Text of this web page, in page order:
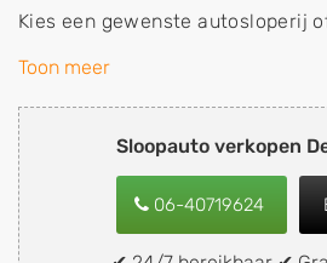
Sloopauto verkopen
06-40719624
Kies een gewenste autosloperij
lijst die gespecialiseerd is in de
de inkoop van sloopauto's,
tweedehands auto's (ook zonder
uw auto, camper, vrachtwagen,
snel en eenvoudig verkopen aan
Toon meer